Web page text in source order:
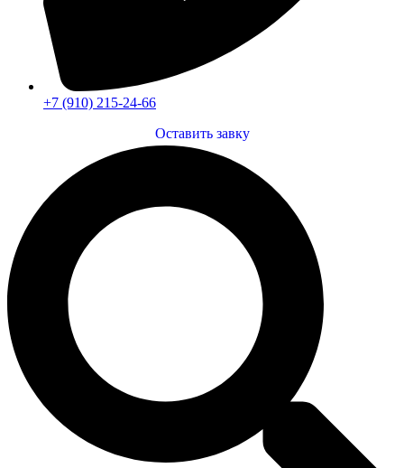
+7 (910) 215-24-66
Оставить завку